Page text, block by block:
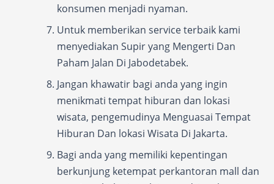
konsumen menjadi nyaman.
Untuk memberikan service terbaik kami
menyediakan Supir yang Mengerti Dan
Paham Jalan Di Jabodetabek.
Jangan khawatir bagi anda yang ingin
menikmati tempat hiburan dan lokasi
wisata, pengemudinya Menguasai Tempat
Hiburan Dan lokasi Wisata Di Jakarta.
Bagi anda yang memiliki kepentingan
berkunjung ketempat perkantoran mall dan